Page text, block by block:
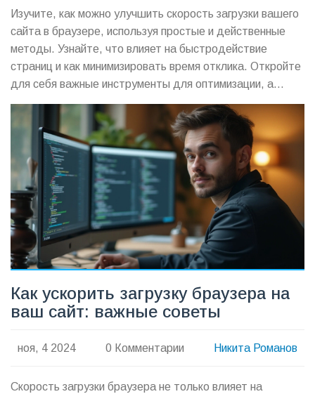
Изучите, как можно улучшить скорость загрузки вашего
сайта в браузере, используя простые и действенные
методы. Узнайте, что влияет на быстродействие
страниц и как минимизировать время отклика. Откройте
для себя важные инструменты для оптимизации, а
также выясните, как избежать распространенных
ошибок в процессе улучшения скорости. В этом
руководстве вы найдете полезные советы для
повышения производительности вашего сайта.
Как ускорить загрузку браузера на
ваш сайт: важные советы
ноя, 4 2024 0 Комментарии Никита Романов
Скорость загрузки браузера не только влияет на